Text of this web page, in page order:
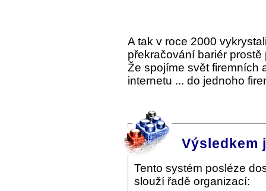
A tak v roce 2000
překračování bariér
Že spojíme svět firemních
internetu ... do jednoho
Výsledkem
Tento systém posléze
slouží řadě organizací: